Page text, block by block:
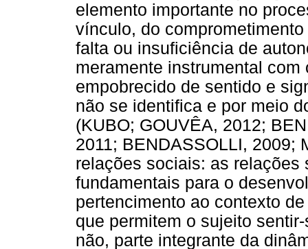
elemento importante no
vínculo, do
falta ou insuficiência de
meramente instrumental
empobrecido de sentido e
não se identifica e por meio
(KUBO; GOUVÊA, 2012;
2011; BENDASSOLLI, 2009;
relações sociais: as relações
fundamentais para o
pertencimento ao contexto
que permitem o sujeito
não, parte integrante da